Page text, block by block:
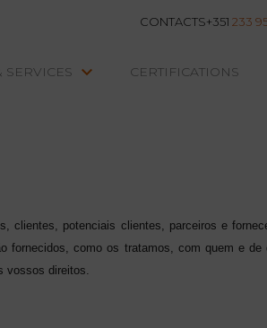
CONTACTS+351 233
SERVICES keyboard_arrow_down CERTIFICATIONS
clientes, potenciais clientes, parceiros e
como os tratamos, com quem e
vossos direitos.